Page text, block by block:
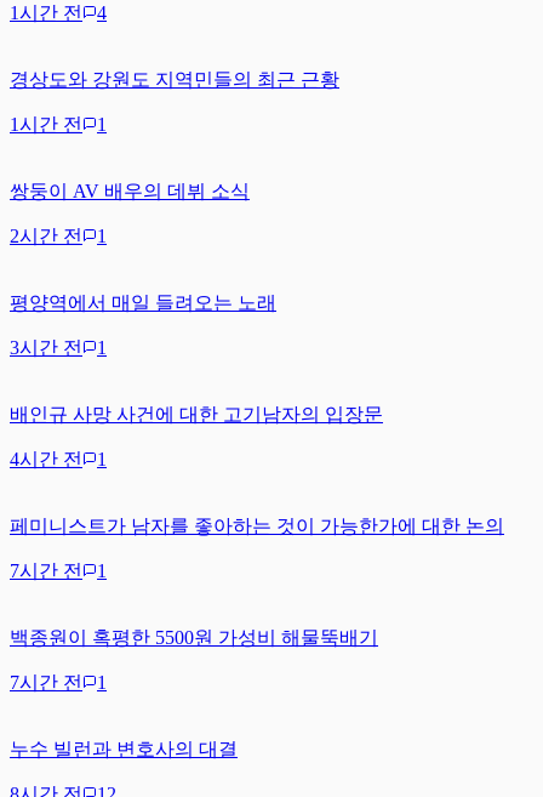
1시간 전 4
경상도와 강원도 지역민들의 최근 근황
1시간 전 1
쌍둥이 AV 배우의 데뷔 소식
2시간 전 1
평양역에서 매일 들려오는 노래
3시간 전 1
배인규 사망 사건에 대한 고기남자의 입장문
4시간 전 1
페미니스트가 남자를 좋아하는 것이 가능한가에 대한 논의
7시간 전 1
백종원이 혹평한 5500원 가성비 해물뚝배기
7시간 전 1
누수 빌런과 변호사의 대결